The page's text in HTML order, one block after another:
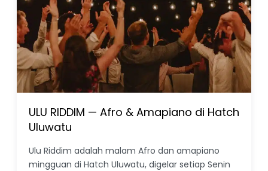
ULU RIDDIM — Afro & Amapiano di Hatch
Uluwatu
Ulu Riddim adalah malam Afro dan amapiano
mingguan di Hatch Uluwatu, digelar setiap Senin